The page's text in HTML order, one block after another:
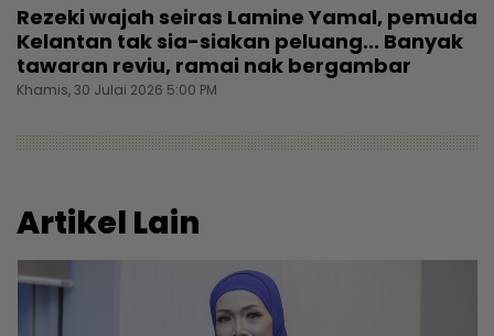
Rezeki wajah seiras Lamine Yamal, pemuda
Kelantan tak sia-siakan peluang... Banyak
tawaran reviu, ramai nak bergambar
Khamis, 30 Julai 2026 5:00 PM
Artikel Lain